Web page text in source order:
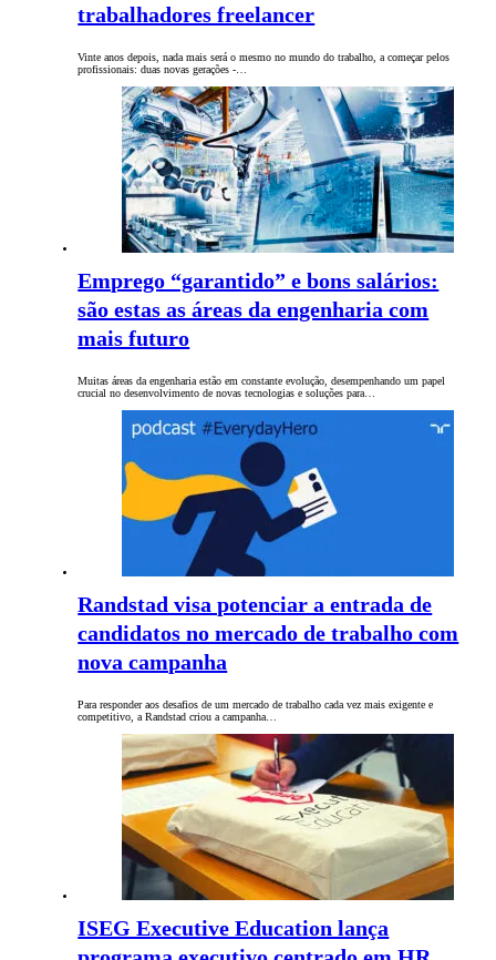
trabalhadores freelancer
Vinte anos depois, nada mais será o mesmo no mundo do trabalho, a começar pelos
profissionais: duas novas gerações -…
Emprego “garantido” e bons salários:
são estas as áreas da engenharia com
mais futuro
Muitas áreas da engenharia estão em constante evolução, desempenhando um papel
crucial no desenvolvimento de novas tecnologias e soluções para…
Randstad visa potenciar a entrada de
candidatos no mercado de trabalho com
nova campanha
Para responder aos desafios de um mercado de trabalho cada vez mais exigente e
competitivo, a Randstad criou a campanha…
ISEG Executive Education lança